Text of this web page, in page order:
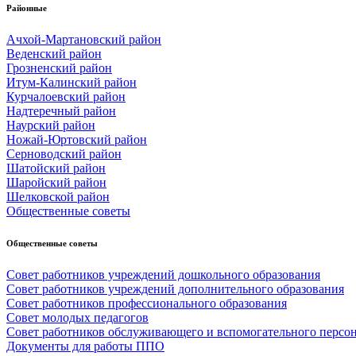
Районные
Ачхой-Мартановский район
Веденский район
Грозненский район
Итум-Калинский район
Курчалоевский район
Надтеречный район
Наурский район
Ножай-Юртовский район
Серноводский район
Шатойский район
Шаройский район
Шелковской район
Общественные советы
Общественные советы
Совет работников учреждений дошкольного образования
Совет работников учреждений дополнительного образования
Совет работников профессионального образования
Совет молодых педагогов
Совет работников обслуживающего и вспомогательного
Документы для работы ППО